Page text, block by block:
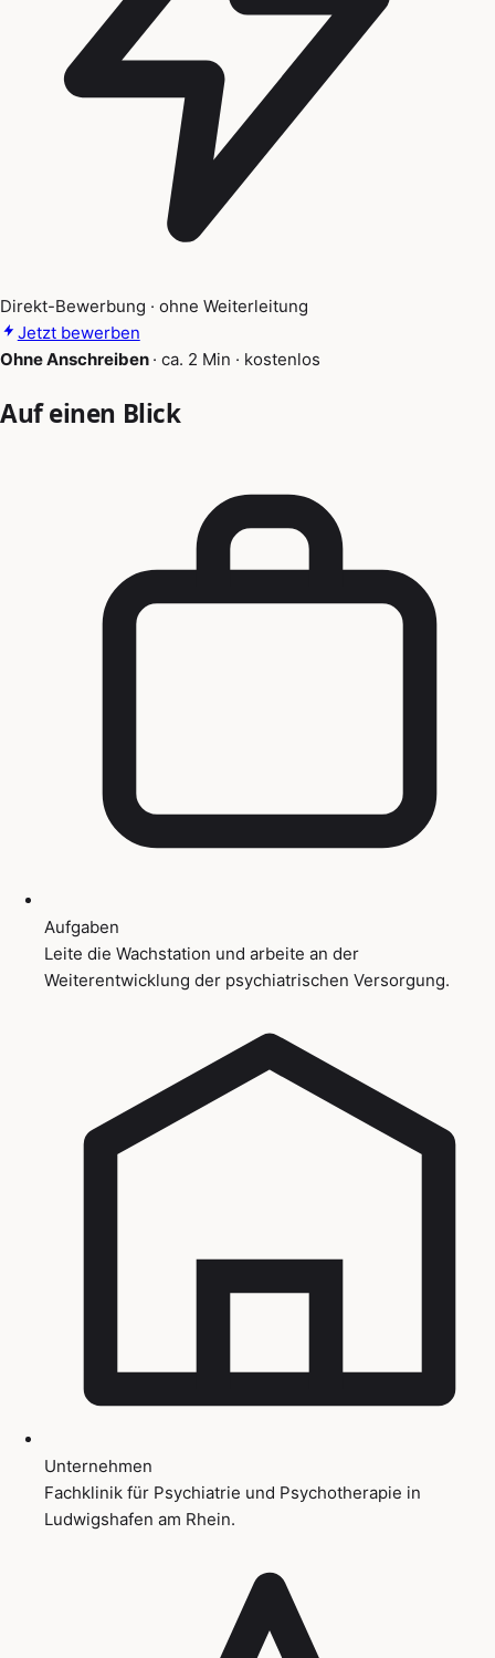
Direkt-Bewerbung · ohne Weiterleitung
Jetzt bewerben
Ohne Anschreiben · ca. 2 Min · kostenlos
Auf einen Blick
Aufgaben
Leite die Wachstation und arbeite an der
Weiterentwicklung der psychiatrischen Versorgung.
Unternehmen
Fachklinik für Psychiatrie und Psychotherapie in
Ludwigshafen am Rhein.